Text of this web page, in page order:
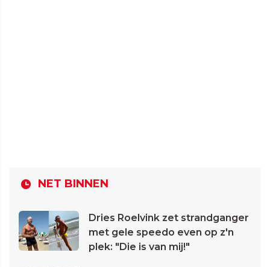
NET BINNEN
Dries Roelvink zet strandganger
met gele speedo even op z'n
plek: "Die is van mij!"